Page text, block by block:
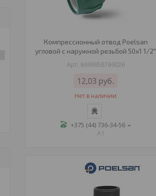
Компрессионный отвод Poelsan
угловой с наружной резьбой 50х1 1/2"
8699958769026
12,03 руб.
Нет в наличии
+375 (44) 736-34-56
A1